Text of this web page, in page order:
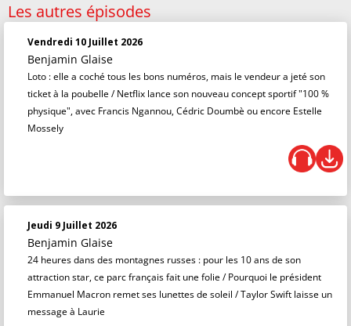
Les autres épisodes
Vendredi 10 Juillet 2026
Benjamin Glaise
Loto : elle a coché tous les bons numéros, mais le vendeur a jeté son
ticket à la poubelle / Netflix lance son nouveau concept sportif "100 %
physique", avec Francis Ngannou, Cédric Doumbè ou encore Estelle
Mossely
Jeudi 9 Juillet 2026
Benjamin Glaise
24 heures dans des montagnes russes : pour les 10 ans de son
attraction star, ce parc français fait une folie / Pourquoi le président
Emmanuel Macron remet ses lunettes de soleil / Taylor Swift laisse un
message à Laurie